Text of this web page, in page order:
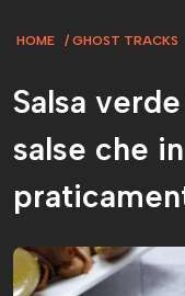
HOME GHOST TRACKS
Salsa
salse che